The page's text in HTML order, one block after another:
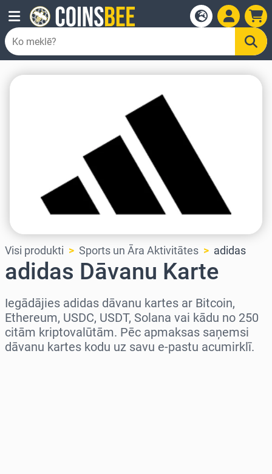
Visi produkti Sports un Āra Aktivitātes adidas
adidas Dāvanu Karte
Iegādājies adidas dāvanu kartes ar Bitcoin,
Ethereum, USDC, USDT, Solana vai kādu no 250
citām kriptovalūtām. Pēc apmaksas saņemsi
dāvanu kartes kodu uz savu e-pastu acumirklī.